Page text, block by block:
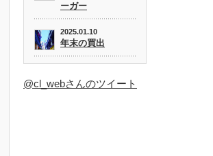
ーガー
2025.01.10
年末の買出
@cl_webさんのツイート